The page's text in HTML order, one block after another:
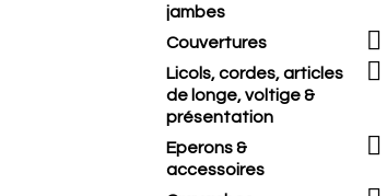
jambes
Couvertures 
Licols, cordes, articles
de longe, voltige &
présentation

Eperons &
accessoires
